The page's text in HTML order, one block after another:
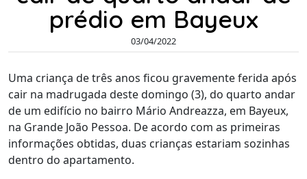
prédio em Bayeux
03/04/2022
Uma criança de três anos ficou gravemente ferida após
cair na madrugada deste domingo (3), do quarto andar
de um edifício no bairro Mário Andreazza, em Bayeux,
na Grande João Pessoa. De acordo com as primeiras
informações obtidas, duas crianças estariam sozinhas
dentro do apartamento.